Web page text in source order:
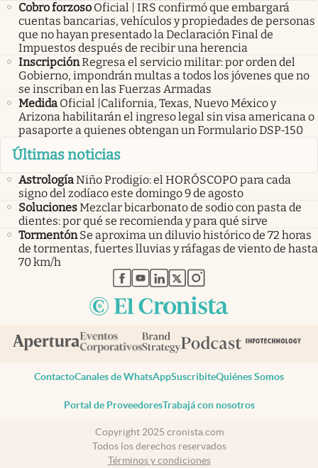
Cobro forzoso Oficial | IRS confirmó que embargará
cuentas bancarias, vehículos y propiedades de personas
que no hayan presentado la Declaración Final de
Impuestos después de recibir una herencia
InscripciónRegresa el servicio militar: por orden del
Gobierno, impondrán multas a todos los jóvenes que no
se inscriban en las Fuerzas Armadas
Medida Oficial |California, Texas, Nuevo México y
Arizona habilitarán el ingreso legal sin visa americana o
pasaporte a quienes obtengan un Formulario DSP-150
Últimas noticias
AstrologíaNiño Prodigio: el HORÓSCOPO para cada
signo del zodíaco este domingo 9 de agosto
SolucionesMezclar bicarbonato de sodio con pasta de
dientes: por qué se recomienda y para qué sirve
Tormentón Se aproxima un diluvio histórico de 72 horas
de tormentas, fuertes lluvias y ráfagas de viento de hasta
70 km/h
abre en nueva pestaña
abre en nueva pestaña
abre en nueva pestaña
abre en nueva pestaña
abre en nueva pestaña
ContactoCanales de WhatsAppSuscribiteQuiénes Somos
Portal de ProveedoresTrabajá con nosotros
Copyright 2025 cronista.com
Todos los derechos reservados
Términos y condiciones